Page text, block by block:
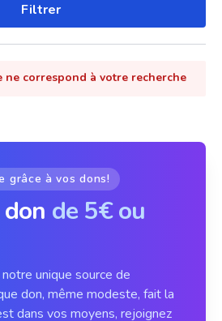
Filtrer
ne correspond à votre recherche
grâce à vos dons!
de 5€ ou
unique source de
don, même modeste, fait la
dans vos moyens, rejoignez